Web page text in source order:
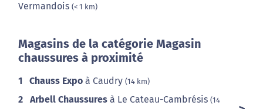
Vermandois (< 1 km)
Magasins de la catégorie Magasin
chaussures à proximité
1 Chauss Expo à Caudry (14 km)
2 Arbell Chaussures à Le Cateau-Cambrésis (14